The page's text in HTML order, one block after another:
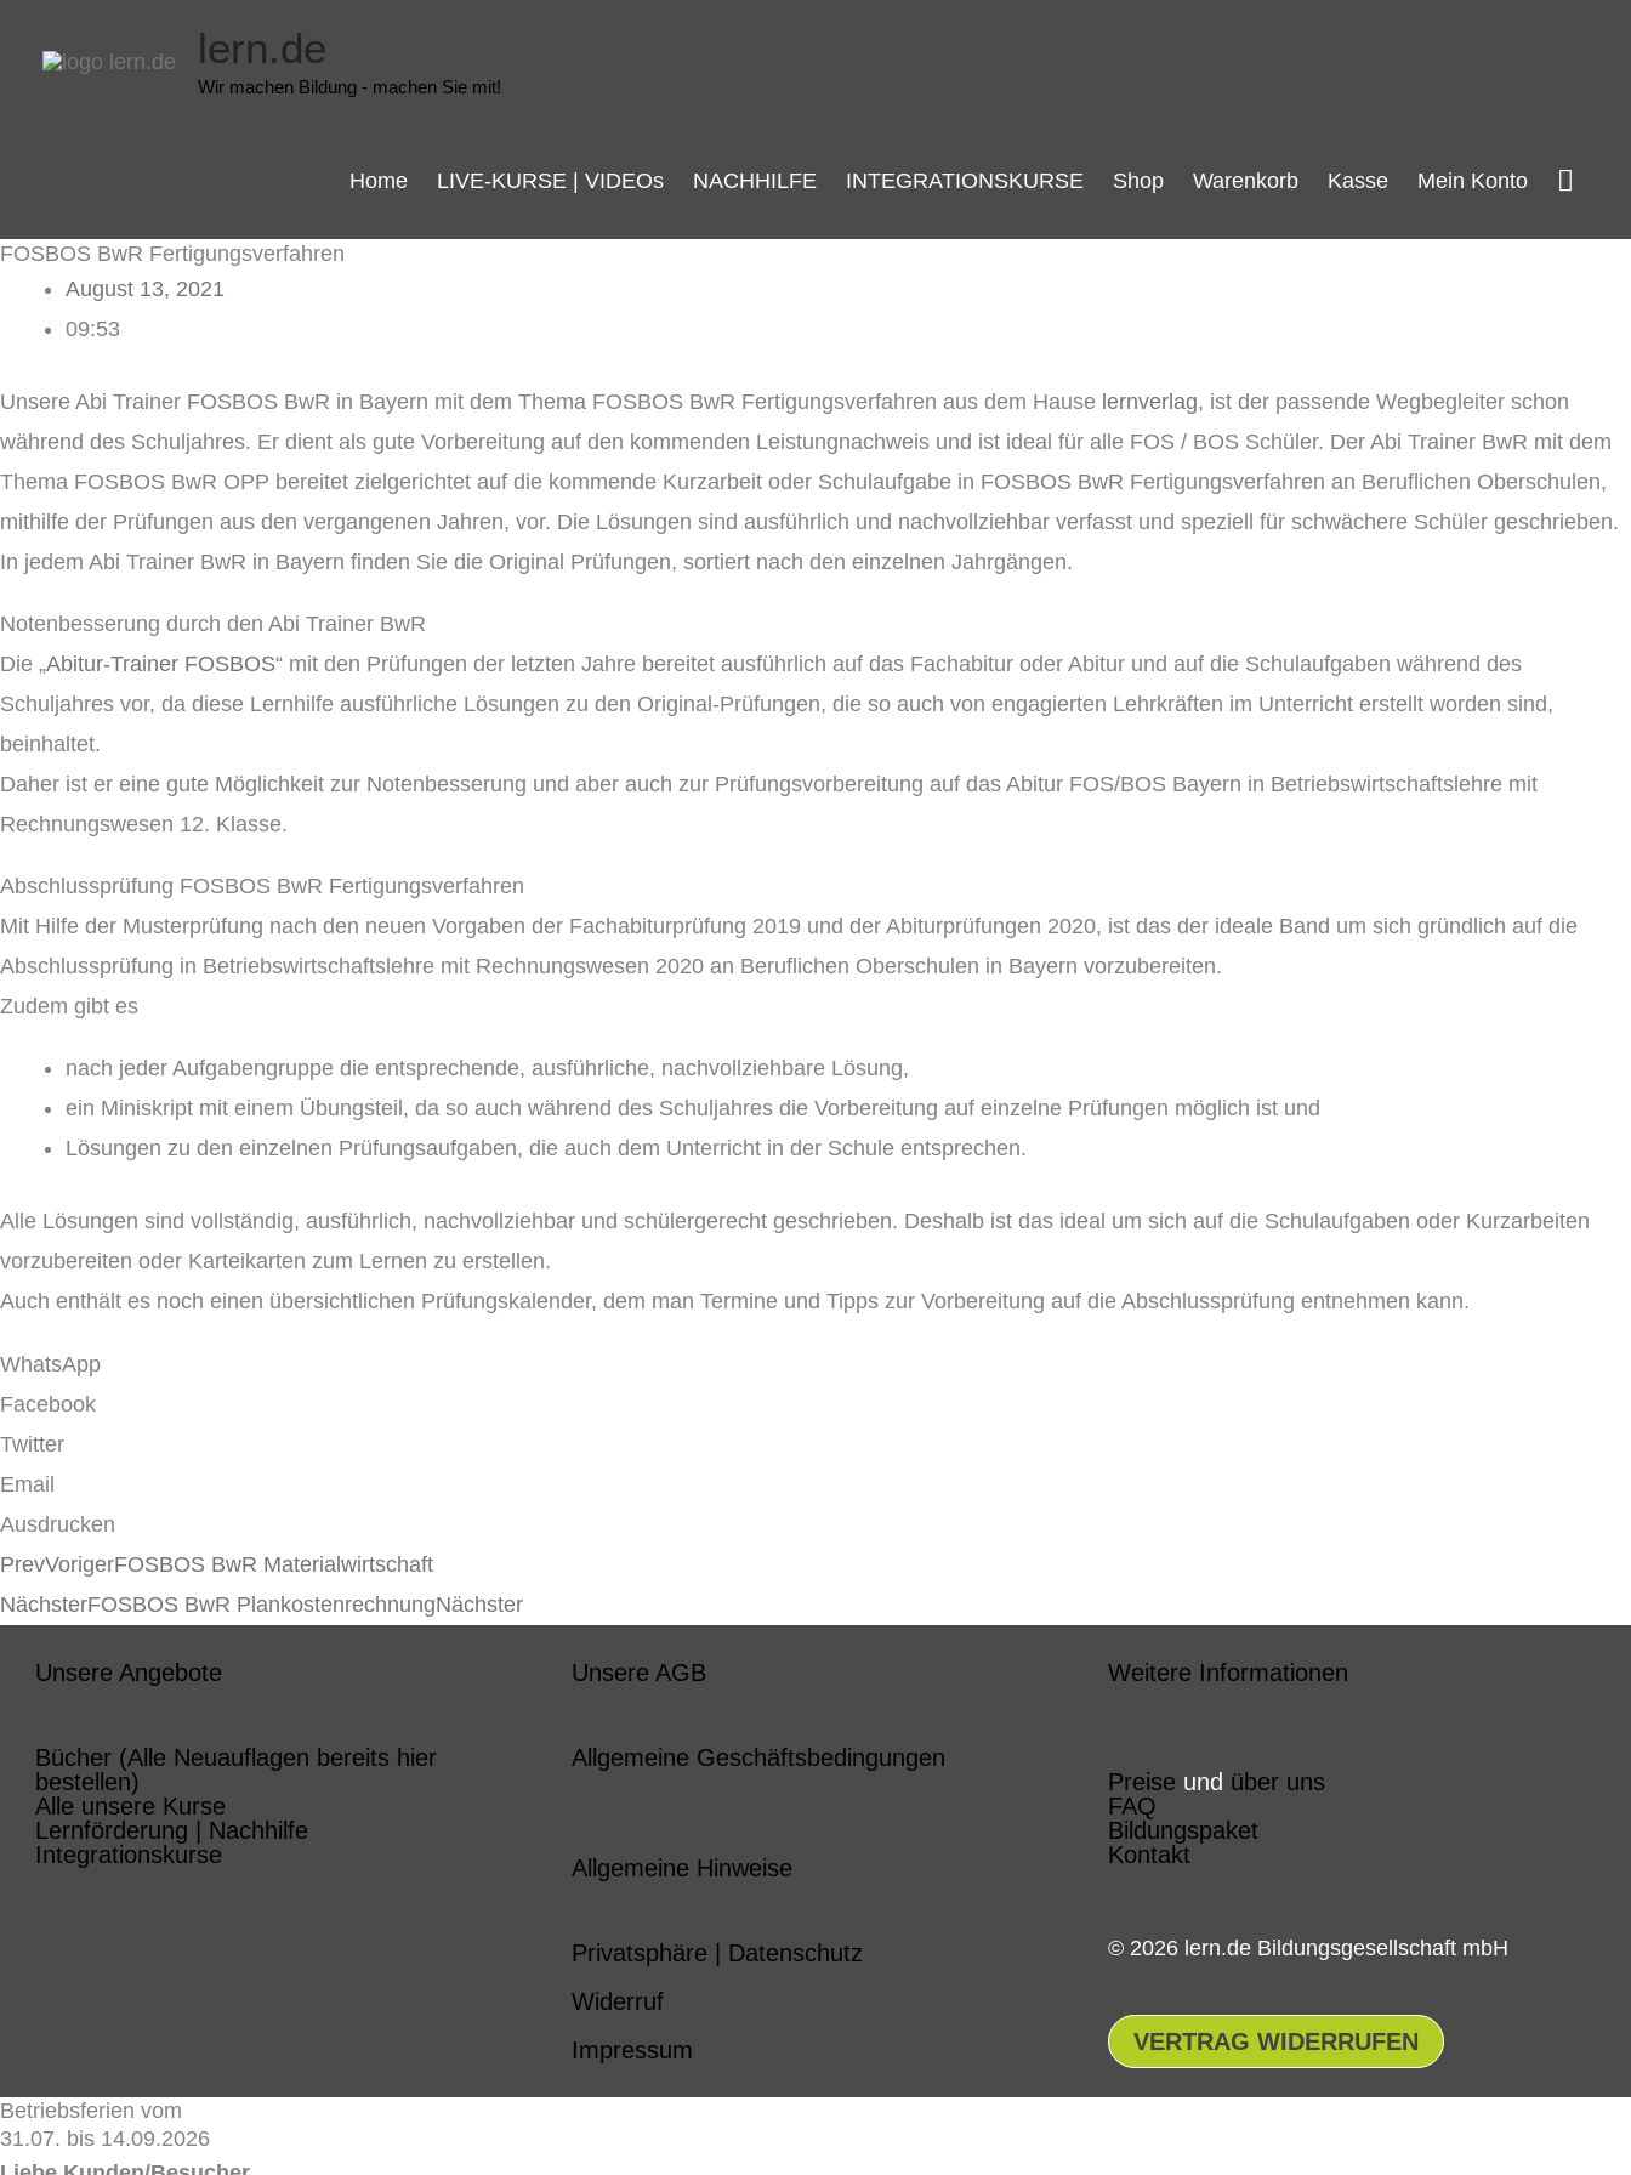
Inhalt
lern.de
Wir machen Bildung - machen Sie mit!
Home LIVE-KURSE | VIDEOs NACHHILFE INTEGRATIONSKURSE Shop Warenkorb Kasse Mein Konto
FOSBOS BwR Fertigungsverfahren
August 13, 2021
09:53
Unsere Abi Trainer FOSBOS BwR in Bayern mit dem Thema FOSBOS BwR Fertigungsverfahren aus dem Hause lernverlag, ist der passende Wegbegleiter schon
während des Schuljahres. Er dient als gute Vorbereitung auf den kommenden Leistungnachweis und ist ideal für alle FOS / BOS Schüler. Der Abi Trainer BwR mit dem
Thema FOSBOS BwR OPP bereitet zielgerichtet auf die kommende Kurzarbeit oder Schulaufgabe in FOSBOS BwR Fertigungsverfahren an Beruflichen Oberschulen,
mithilfe der Prüfungen aus den vergangenen Jahren, vor. Die Lösungen sind ausführlich und nachvollziehbar verfasst und speziell für schwächere Schüler geschrieben.
In jedem Abi Trainer BwR in Bayern finden Sie die Original Prüfungen, sortiert nach den einzelnen Jahrgängen.
Notenbesserung durch den Abi Trainer BwR
Die „Abitur-Trainer FOSBOS“ mit den Prüfungen der letzten Jahre bereitet ausführlich auf das Fachabitur oder Abitur und auf die Schulaufgaben während des
Schuljahres vor, da diese Lernhilfe ausführliche Lösungen zu den Original-Prüfungen, die so auch von engagierten Lehrkräften im Unterricht erstellt worden sind,
beinhaltet.
Daher ist er eine gute Möglichkeit zur Notenbesserung und aber auch zur Prüfungsvorbereitung auf das Abitur FOS/BOS Bayern in Betriebswirtschaftslehre mit
Rechnungswesen 12. Klasse.
Abschlussprüfung FOSBOS BwR Fertigungsverfahren
Mit Hilfe der Musterprüfung nach den neuen Vorgaben der Fachabiturprüfung 2019 und der Abiturprüfungen 2020, ist das der ideale Band um sich gründlich auf die
Abschlussprüfung in Betriebswirtschaftslehre mit Rechnungswesen 2020 an Beruflichen Oberschulen in Bayern vorzubereiten.
Zudem gibt es
nach jeder Aufgabengruppe die entsprechende, ausführliche, nachvollziehbare Lösung,
ein Miniskript mit einem Übungsteil, da so auch während des Schuljahres die Vorbereitung auf einzelne Prüfungen möglich ist und
Lösungen zu den einzelnen Prüfungsaufgaben, die auch dem Unterricht in der Schule entsprechen.
Alle Lösungen sind vollständig, ausführlich, nachvollziehbar und schülergerecht geschrieben. Deshalb ist das ideal um sich auf die Schulaufgaben oder Kurzarbeiten
vorzubereiten oder Karteikarten zum Lernen zu erstellen.
Auch enthält es noch einen übersichtlichen Prüfungskalender, dem man Termine und Tipps zur Vorbereitung auf die Abschlussprüfung entnehmen kann.
WhatsApp
Facebook
Twitter
Email
Ausdrucken
PrevVorigerFOSBOS BwR Materialwirtschaft
NächsterFOSBOS BwR PlankostenrechnungNächster
Unsere Angebote
Bücher (Alle Neuauflagen bereits hier
bestellen)
Alle unsere Kurse
Lernförderung | Nachhilfe
Integrationskurse
Unsere AGB
Allgemeine Geschäftsbedingungen
Allgemeine Hinweise
Privatsphäre | Datenschutz
Widerruf
Impressum
Weitere Informationen
Preise und über uns
FAQ
Bildungspaket
Kontakt
© 2026 lern.de Bildungsgesellschaft mbH
VERTRAG WIDERRUFEN
Betriebsferien vom
31.07. bis 14.09.2026